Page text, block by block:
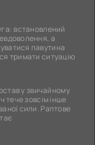
встановлений
а
павутина
тримати ситуацію
у звичайному
тече зовсім інше
сили. Раптове